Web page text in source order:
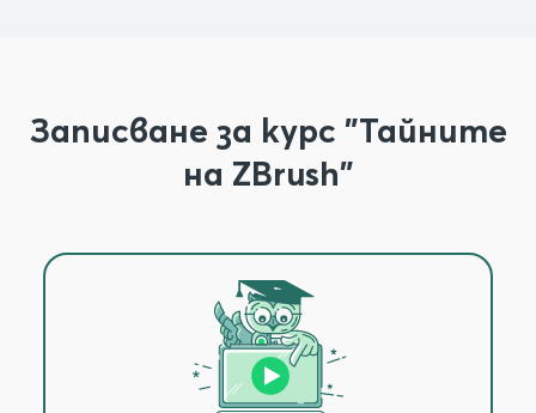
Записване за курс "Тайните
на ZBrush"